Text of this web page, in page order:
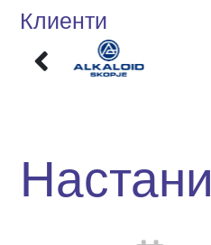
Клиенти
Настани